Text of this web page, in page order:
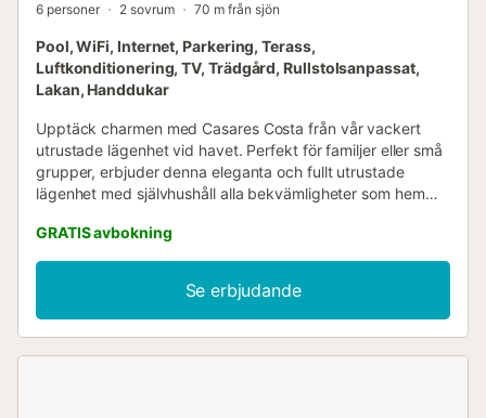
6 personer 2 sovrum 70 m från sjön
Pool, WiFi, Internet, Parkering, Terass,
Luftkonditionering, TV, Trädgård, Rullstolsanpassat,
Lakan, Handdukar
Upptäck charmen med Casares Costa från vår vackert
utrustade lägenhet vid havet. Perfekt för familjer eller små
grupper, erbjuder denna eleganta och fullt utrustade
lägenhet med självhushåll alla bekvämligheter som hemma
avkopplande semester. 🛏️ Sovarrangemang - 2 Sovrum –
rymmer bekvämt 4 vuxna + 2 barn - Sovrum 1:
Dubbelsäng - Sovrum 2: Två enkelsängar (kan kopplas
ihop till en stor dubbelsäng) - Bäddsoffa i vardagsrummet
för extra flexibilitet 🍽️ Fullt utrustat kök Laga mat som ett
GRATIS avbokning
Se erbjudande